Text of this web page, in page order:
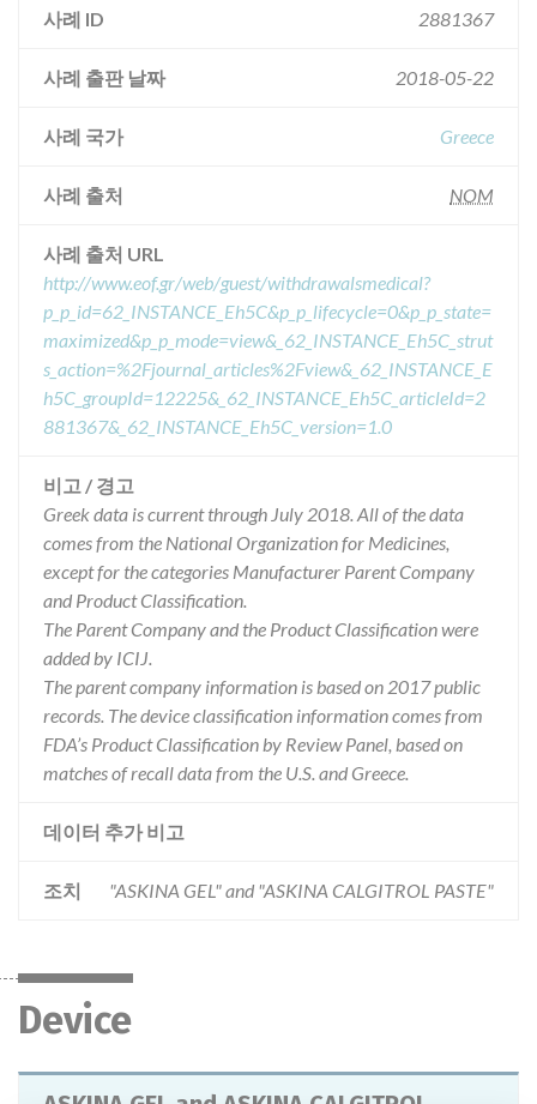
사례 ID 2881367
사례 출판 날짜 2018-05-22
사례 국가 Greece
사례 출처 NOM
사례 출처 URL
http://www.eof.gr/web/guest/withdrawalsmedical?
p_p_id=62_INSTANCE_Eh5C&p_p_lifecycle=0&p_p_state=
maximized&p_p_mode=view&_62_INSTANCE_Eh5C_strut
s_action=%2Fjournal_articles%2Fview&_62_INSTANCE_E
h5C_groupId=12225&_62_INSTANCE_Eh5C_articleId=2
881367&_62_INSTANCE_Eh5C_version=1.0
비고 / 경고
Greek data is current through July 2018. All of the data
comes from the National Organization for Medicines,
except for the categories Manufacturer Parent Company
and Product Classification.
The Parent Company and the Product Classification were
added by ICIJ.
The parent company information is based on 2017 public
records. The device classification information comes from
FDA’s Product Classification by Review Panel, based on
matches of recall data from the U.S. and Greece.
데이터 추가 비고
조치 "ASKINA GEL" and "ASKINA CALGITROL PASTE"
Device